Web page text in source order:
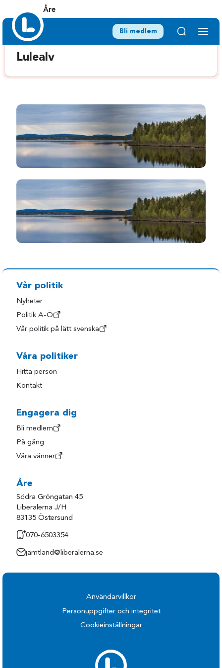
Åre
Bli medlem
Lulealv
Vår politik
Nyheter
Politik A-Ö
Vår politik på lätt svenska
Våra politiker
Hitta person
Kontakt
Engagera dig
Bli medlem
På gång
Våra vänner
Åre
Södra Gröngatan 45
Liberalerna J/H
83135 Östersund
070-6503354
jamtland@liberalerna.se
Användarvillkor
Personuppgifter och integritet
Cookieinställningar